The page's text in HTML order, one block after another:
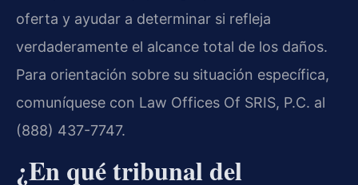
oferta y ayudar a determinar si refleja
verdaderamente el alcance total de los daños.
Para orientación sobre su situación específica,
comuníquese con Law Offices Of SRIS, P.C. al
(888) 437-7747.
¿En qué tribunal del